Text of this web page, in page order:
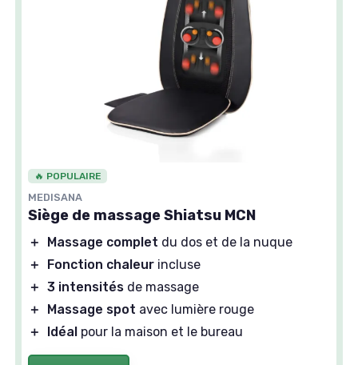
🔥 POPULAIRE
MEDISANA
Siège de massage Shiatsu MCN
＋ Massage complet du dos et de la nuque
＋
Fonction chaleur incluse
＋ 3 intensités de massage
＋
Massage spot avec lumière rouge
＋
Idéal pour la maison et le bureau